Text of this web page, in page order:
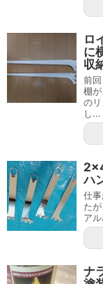
ロ
に
収
前
棚
の
し...
ハ
仕
た
ア
ナ